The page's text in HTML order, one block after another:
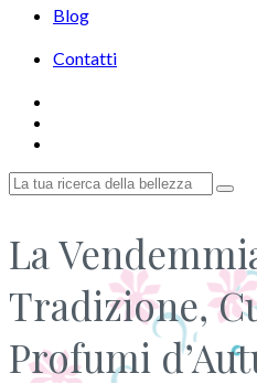
Blog
Contatti
La
Tradizione,
Profumi